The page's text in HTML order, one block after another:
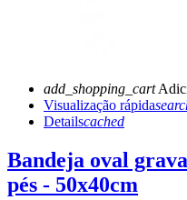
add_shopping_cart
Visualização rápida
Detailscached
Bandeja oval
pés - 50x40cm